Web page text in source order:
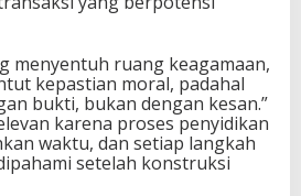
menyentuh ruang keagamaan,
kepastian moral, padahal
bukti, bukan dengan kesan.”
karena proses penyidikan
waktu, dan setiap langkah
setelah konstruksi